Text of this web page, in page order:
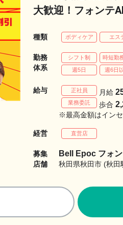
大歓迎！フォンテ
種類 ボディケア エス
勤務
体系
シフト制 時短勤
週5日
週6日
給与 正社員 月給
業務委託 歩合
※最高金額はイン
経営 直営店
募集
店舗
Bell Epoc フォ
秋田県秋田市 (秋田